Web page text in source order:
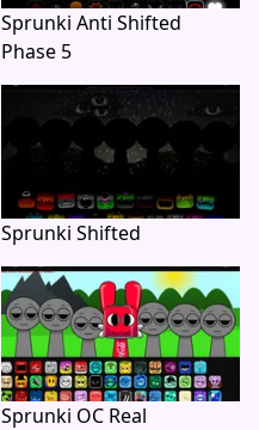
Sprunki Anti Shifted
Phase 5
Sprunki Shifted
Sprunki OC Real